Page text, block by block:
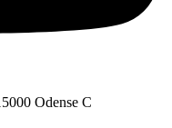
5000 Odense C